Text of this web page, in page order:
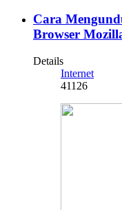
Cara
Browser
Details
Internet
41126